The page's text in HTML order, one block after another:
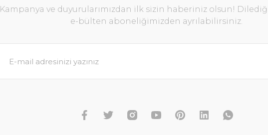
Kampanya ve duyurularımızdan ilk sizin haberiniz olsun!
e-bülten aboneliğimizden ayrılabilirsiniz.